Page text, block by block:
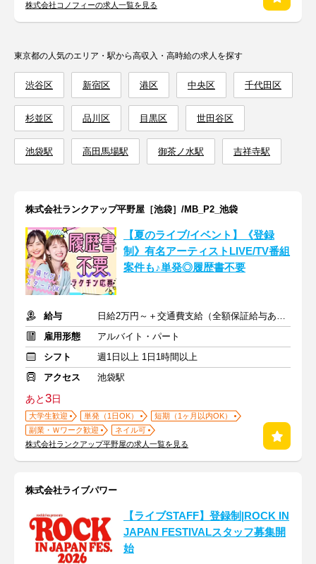
株式会社コノフィーの求人一覧を見る
東京都の人気のエリア・駅から高収入・高時給の求人を探す
渋谷区 新宿区 港区 中央区 千代田区
杉並区 品川区 目黒区 世田谷区
池袋駅 高田馬場駅 御茶ノ水駅 吉祥寺駅
株式会社ランクアップ平野屋［池袋］/MB_P2_池袋
【夏のライブ/イベント】《登録
制》有名アーティストLIVE/TV番組
案件も♪単発◎履歴書不要
給与
日給2万円～＋交通費支給（全額保証給与あり）
雇用形態
アルバイト・パート
シフト
週1日以上 1日1時間以上
アクセス
池袋駅
あと3日
大学生歓迎 単発（1日OK）
短期（1ヶ月以内OK）
副業・Ｗワーク歓迎
ネイル可
株式会社ランクアップ平野屋の求人一覧を見る
株式会社ライブパワー
【ライブSTAFF】登録制|ROCK IN
JAPAN FESTIVALスタッフ募集開
始